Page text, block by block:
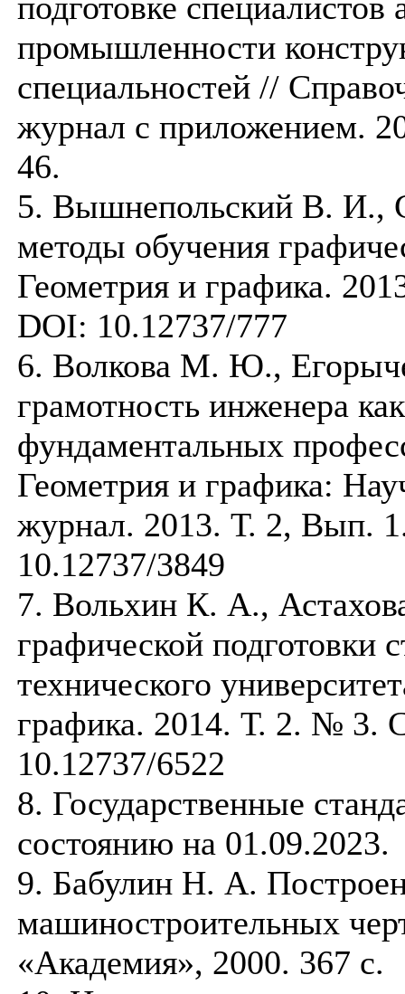
подготовке специалистов
промышленности
специальностей //
журнал с приложением.
46.
5. Вышнепольский В. И.,
методы обучения
Геометрия и графика.
DOI: 10.12737/777
6. Волкова М. Ю.,
грамотность инженера
фундаментальных
Геометрия и графика:
журнал. 2013. Т. 2, Вып.
10.12737/3849
7. Вольхин К. А.,
графической подготовки
технического
графика. 2014. Т. 2. № 3.
10.12737/6522
8. Государственные
состоянию на 01.09.2023.
9. Бабулин Н. А.
машиностроительных
«Академия», 2000. 367 с.